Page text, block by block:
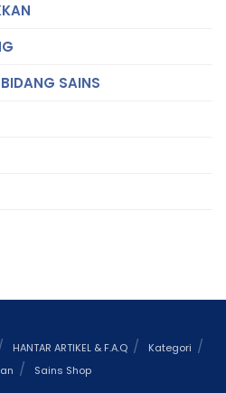
SAINS
HANTAR ARTIKEL & F.A.Q
Kategori
Sains Shop